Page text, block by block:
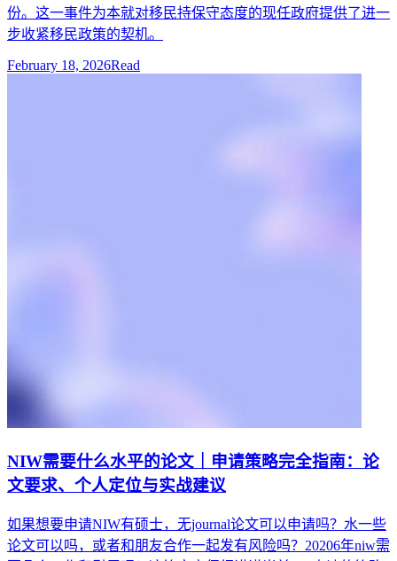
份。这一事件为本就对移民持保守态度的现任政府提供了进一
步收紧移民政策的契机。
February 18, 2026Read
NIW需要什么水平的论文｜申请策略完全指南：论
文要求、个人定位与实战建议
如果想要申请NIW有硕士，无journal论文可以申请吗？水一些
论文可以吗，或者和朋友合作一起发有风险吗？20206年niw需